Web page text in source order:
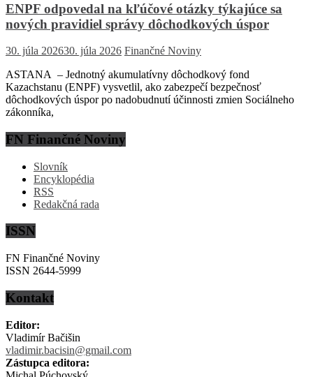
ENPF odpovedal na kľúčové otázky týkajúce sa
nových pravidiel správy dôchodkových úspor
30. júla 202630. júla 2026 Finančné Noviny
ASTANA – Jednotný akumulatívny dôchodkový fond
Kazachstanu (ENPF) vysvetlil, ako zabezpečí bezpečnosť
dôchodkových úspor po nadobudnutí účinnosti zmien Sociálneho
zákonníka,
FN Finančné Noviny
Slovník
Encyklopédia
RSS
Redakčná rada
ISSN
FN Finančné Noviny
ISSN 2644-5999
Kontakt
Editor:
Vladimír Bačišin
vladimir.bacisin@gmail.com
Zástupca editora: